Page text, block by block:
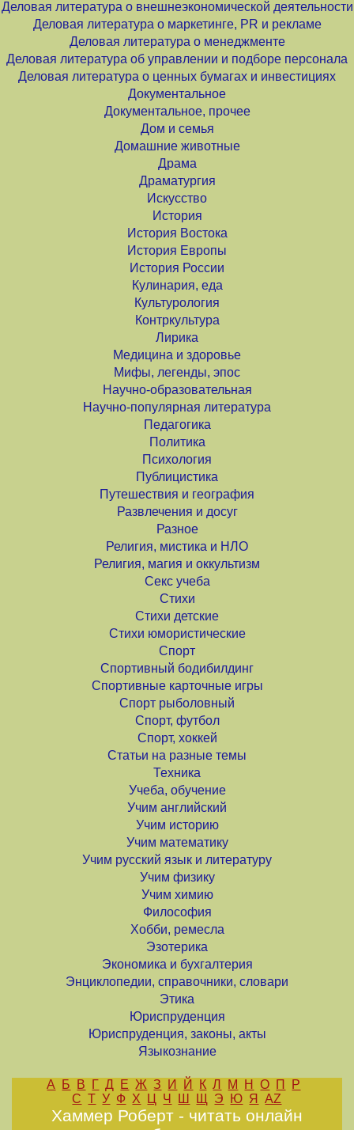
Деловая литература о внешнеэкономической деятельности
Деловая литература о маркетинге, PR и рекламе
Деловая литература о менеджменте
Деловая литература об управлении и подборе персонала
Деловая литература о ценных бумагах и инвестициях
Документальное
Документальное, прочее
Дом и семья
Домашние животные
Драма
Драматургия
Искусство
История
История Востока
История Европы
История России
Кулинария, еда
Культурология
Контркультура
Лирика
Медицина и здоровье
Мифы, легенды, эпос
Научно-образовательная
Научно-популярная литература
Педагогика
Политика
Психология
Публицистика
Путешествия и география
Развлечения и досуг
Разное
Религия, мистика и НЛО
Религия, магия и оккультизм
Секс учеба
Стихи
Стихи детские
Стихи юмористические
Спорт
Спортивный бодибилдинг
Спортивные карточные игры
Спорт рыболовный
Спорт, футбол
Спорт, хоккей
Статьи на разные темы
Техника
Учеба, обучение
Учим английский
Учим историю
Учим математику
Учим русский язык и литературу
Учим физику
Учим химию
Философия
Хобби, ремесла
Эзотерика
Экономика и бухгалтерия
Энциклопедии, справочники, словари
Этика
Юриспруденция
Юриспруденция, законы, акты
Языкознание
А Б В Г Д Е Ж З И Й К Л М Н О П
Р
С Т У Ф Х Ц Ч Ш Щ Э Ю Я AZ
Хаммер Роберт - читать онлайн